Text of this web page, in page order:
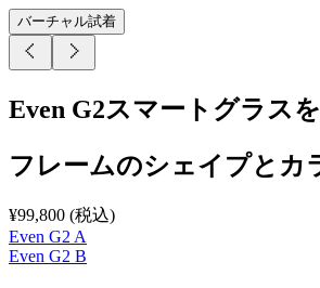
バーチャル試着
Even G2スマートグラス
フレームのシェイプとカ
¥99,800 (税込)
Even G2 A
Even G2 B